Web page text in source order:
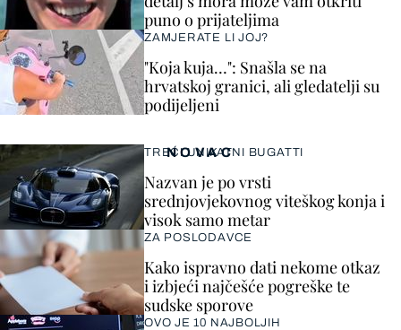
puno o prijateljima
ZAMJERATE LI JOJ?
"Koja kuja…": Snašla se na
hrvatskoj granici, ali gledatelji su
podijeljeni
NOVAC
TREĆI UNIKATNI BUGATTI
Nazvan je po vrsti
srednjovjekovnog viteškog konja i
visok samo metar
ZA POSLODAVCE
Kako ispravno dati nekome otkaz
i izbjeći najčešće pogreške te
sudske sporove
OVO JE 10 NAJBOLJIH